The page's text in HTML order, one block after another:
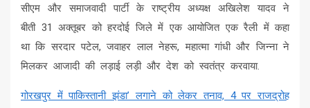
सीएम और समाजवादी पार्टी के राष्ट्रीय अध्यक्ष अखिलेश यादव ने
बीती 31 अक्तूबर को हरदोई जिले में एक आयोजित एक रैली में कहा
था कि सरदार पटेल, जवाहर लाल नेहरू, महात्मा गांधी और जिन्ना ने
मिलकर आजादी की लड़ाई लड़ी और देश को स्वतंत्र करवाया.
गोरखपुर में पाकिस्तानी झंडा’ लगाने को लेकर तनाव, 4 पर राजद्रोह